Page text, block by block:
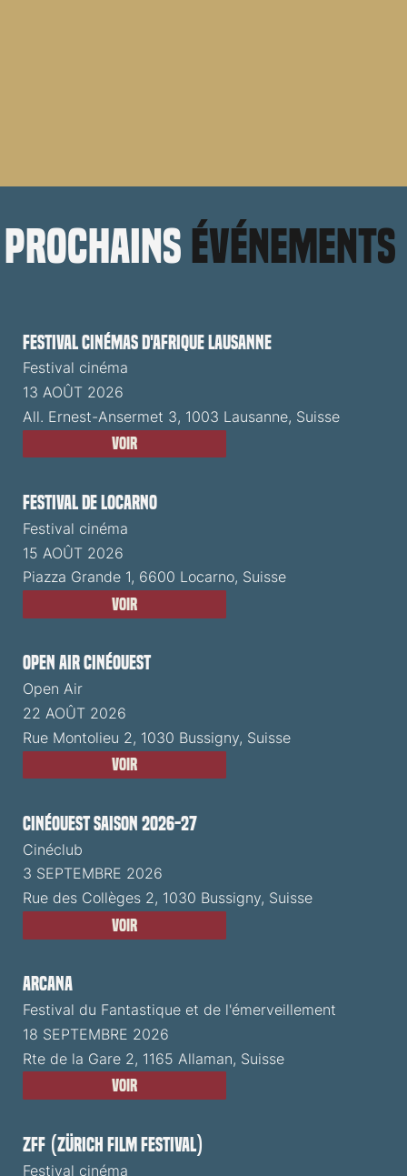
prochains événements
Festival cinémas d'Afrique Lausanne
Festival cinéma
13 AOÛT 2026
All. Ernest-Ansermet 3, 1003 Lausanne, Suisse
Voir
Festival de Locarno
Festival cinéma
15 AOÛT 2026
Piazza Grande 1, 6600 Locarno, Suisse
Voir
Open Air CinéOuest
Open Air
22 AOÛT 2026
Rue Montolieu 2, 1030 Bussigny, Suisse
Voir
CinéOuest Saison 2026-27
Cinéclub
3 SEPTEMBRE 2026
Rue des Collèges 2, 1030 Bussigny, Suisse
Voir
ARCANA
Festival du Fantastique et de l'émerveillement
18 SEPTEMBRE 2026
Rte de la Gare 2, 1165 Allaman, Suisse
Voir
ZFF (Zürich Film Festival)
Festival cinéma